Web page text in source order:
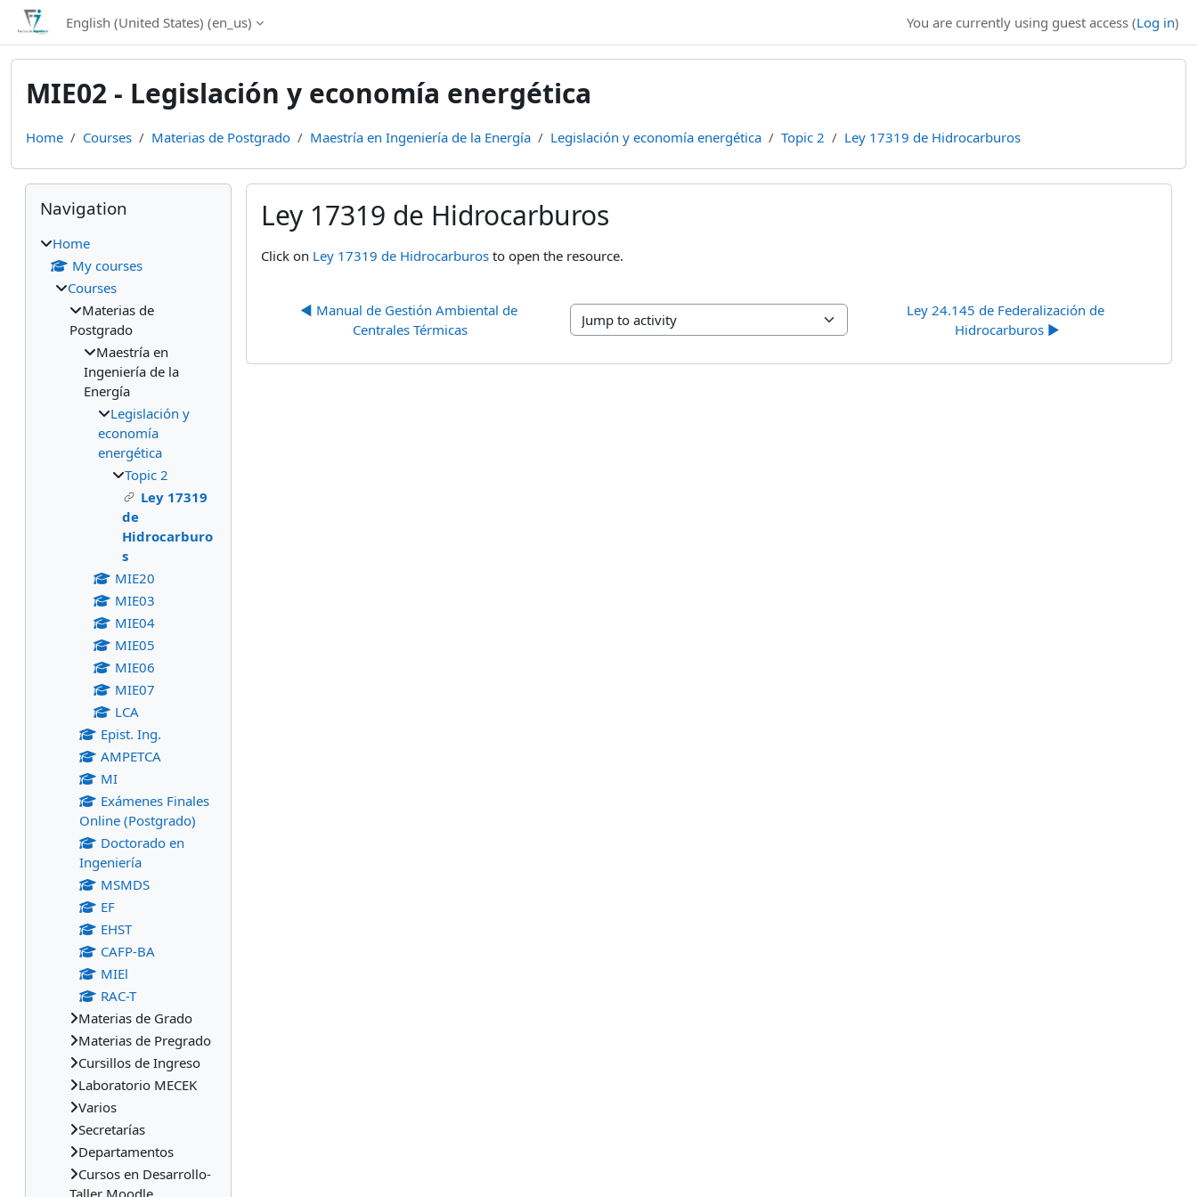
Skip to main content
English (United States) ‎(en_us)‎ You are currently using guest access (Log in)
MIE02 - Legislación y economía energética
Home Courses Materias de Postgrado Maestría en Ingeniería de la Energía Legislación y economía energética Topic 2 Ley 17319 de Hidrocarburos
Ley 17319 de Hidrocarburos
Completion requirements
Click on Ley 17319 de Hidrocarburos to open the resource.
◀︎ Manual de Gestión Ambiental de
Centrales Térmicas
Jump to activity
Ley 24.145 de Federalización de
Hidrocarburos ▶︎
Blocks
Skip Navigation
Navigation
Home
My courses
Courses
Materias de
Postgrado
Maestría en
Ingeniería de la
Energía
Legislación y
economía
energética
Topic 2
Ley 17319
de
Hidrocarburo
s
MIE20
MIE03
MIE04
MIE05
MIE06
MIE07
LCA
Epist. Ing.
AMPETCA
MI
Exámenes Finales
Online (Postgrado)
Doctorado en
Ingeniería
MSMDS
EF
EHST
CAFP-BA
MIEl
RAC-T
Materias de Grado
Materias de Pregrado
Cursillos de Ingreso
Laboratorio MECEK
Varios
Secretarías
Departamentos
Cursos en Desarrollo-
Taller Moodle